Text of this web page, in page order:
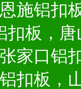
施铝扣
扣板，
家口铝
扣板，